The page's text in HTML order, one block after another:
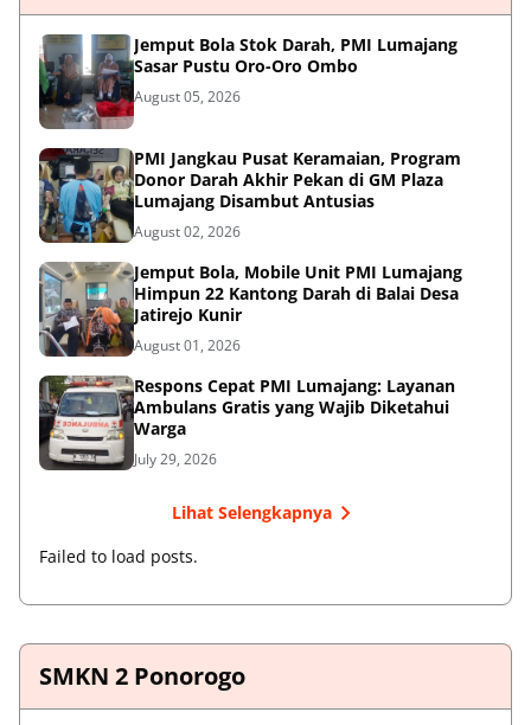
Jemput Bola Stok Darah, PMI Lumajang
Sasar Pustu Oro-Oro Ombo
August 05, 2026
PMI Jangkau Pusat Keramaian, Program
Donor Darah Akhir Pekan di GM Plaza
Lumajang Disambut Antusias
August 02, 2026
Jemput Bola, Mobile Unit PMI Lumajang
Himpun 22 Kantong Darah di Balai Desa
Jatirejo Kunir
August 01, 2026
Respons Cepat PMI Lumajang: Layanan
Ambulans Gratis yang Wajib Diketahui
Warga
July 29, 2026
Lihat Selengkapnya
Failed to load posts.
SMKN 2 Ponorogo